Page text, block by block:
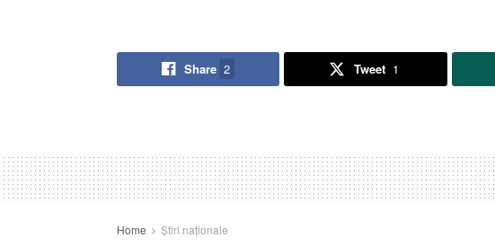
Share 2 Tweet 1
Home Știri naționale